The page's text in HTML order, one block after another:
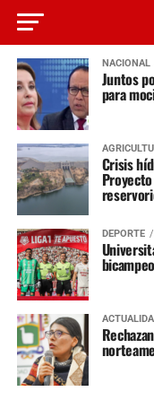
NACIONAL
Juntos
para
Crisis
DEPORTE